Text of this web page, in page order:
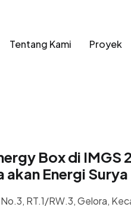
Tentang Kami Proyek
Box di IMGS
akan Energi Surya
RT.1/RW.3, Gelora,